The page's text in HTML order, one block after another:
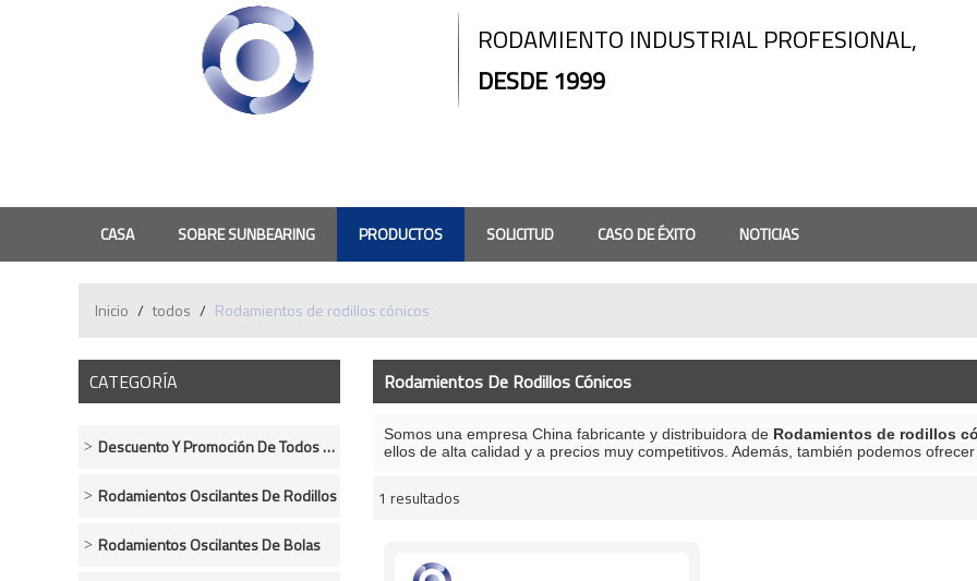
RODAMIENTO INDUSTRIAL PROFESIONAL,
DESDE 1999
CASA SOBRE SUNBEARING PRODUCTOS SOLICITUD CASO DE ÉXITO NOTICIAS
Inicio / todos / Rodamientos de rodillos cónicos
CATEGORÍA
Descuento Y Promoción De Todos Los Rodamientos.
Rodamientos Oscilantes De Rodillos
Rodamientos Oscilantes De Bolas
Rodamientos De Rodillos Cónicos
Somos una empresa China fabricante y distribuidora de Rodamientos de rodillos
ellos de alta calidad y a precios muy competitivos. Además, también podemos
1 resultados
escaparate